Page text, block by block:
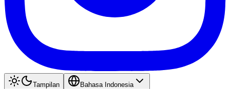
Tampilan
Bahasa Indonesia